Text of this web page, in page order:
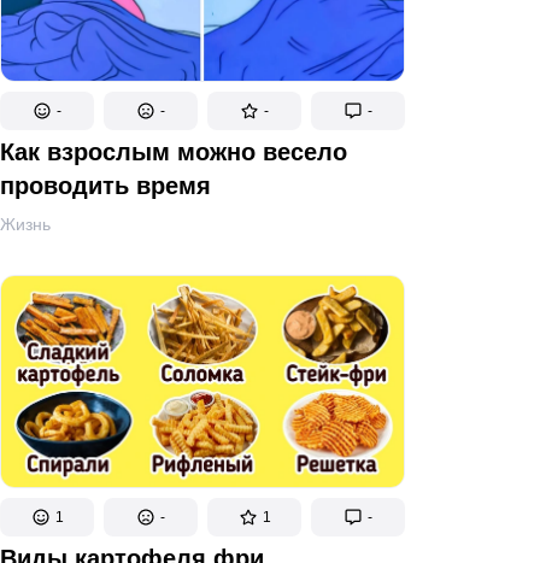
- - - -
Как взрослым можно весело
проводить время
Жизнь
1 - 1 -